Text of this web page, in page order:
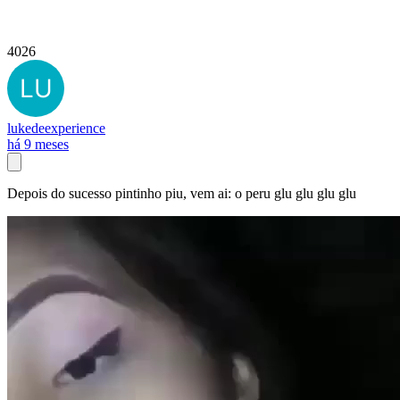
4026
lukedeexperience
há 9 meses
Depois do sucesso pintinho piu, vem ai: o peru glu glu glu glu